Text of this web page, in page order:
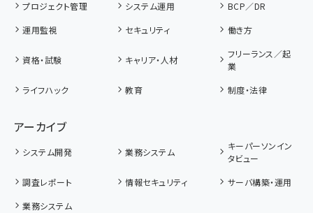
プロジェクト管理
システム運用
BCP／DR
運用監視
セキュリティ 働き方
資格・試験 キャリア・人材
フリーランス／起
業
ライフハック
教育 制度・法律
アーカイブ
システム開発 業務システム
キーパーソンイン
タビュー
調査レポート
情報セキュリティ
サーバ構築・運用
業務システム